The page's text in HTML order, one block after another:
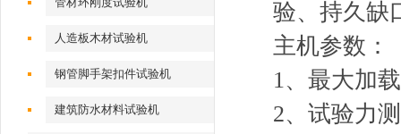
人造板木材试验机
钢管脚手架扣件试验机
建筑防水材料试验机
验、持久缺
主机参数：
1、最大加
2、试验力